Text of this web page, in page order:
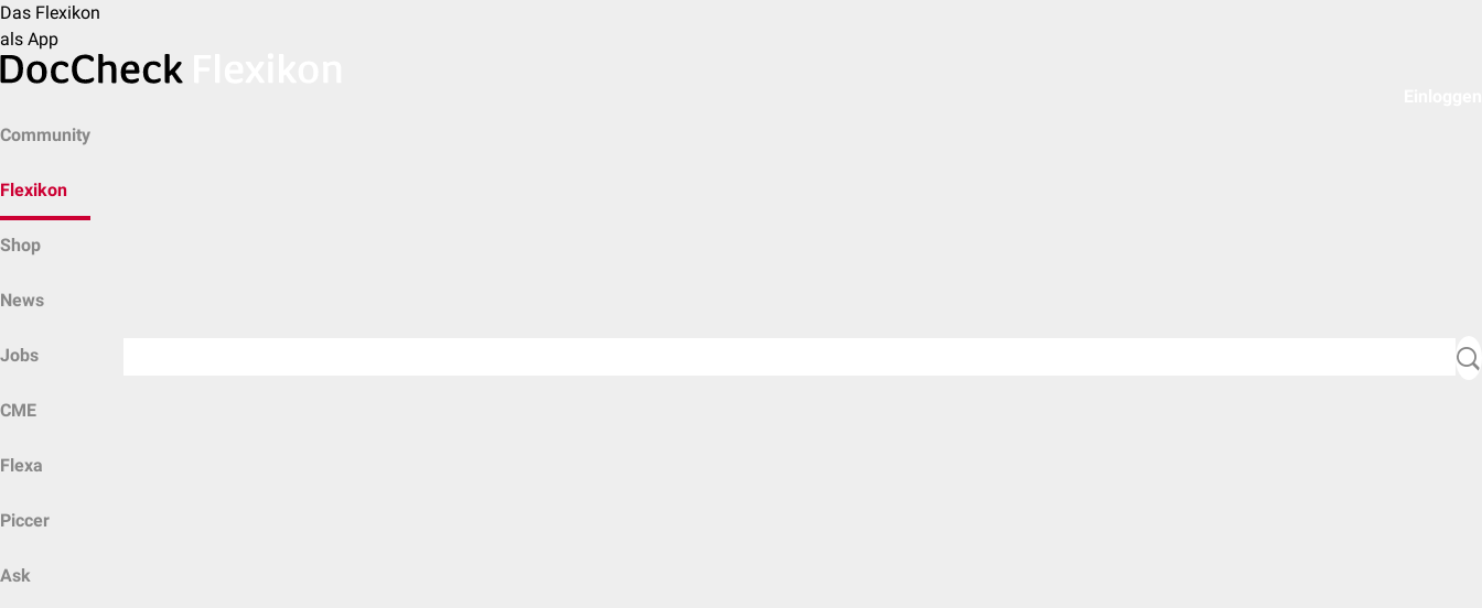
Das Flexikon
als App
Community
Flexikon
Shop
News
Jobs
CME
Flexa
Piccer
Ask